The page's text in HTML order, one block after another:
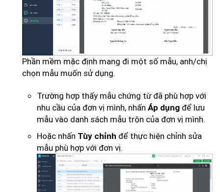
Phần mềm mặc định mang đi một số mẫu, anh/chị
chọn mẫu muốn sử dụng.
Trường hợp thấy mẫu chứng từ đã phù hợp với
nhu cầu của đơn vị mình, nhấn Áp dụng để lưu
mẫu vào danh sách mẫu trộn của đơn vị mình.
Hoặc nhấn Tùy chỉnh để thực hiện chỉnh sửa
mẫu phù hợp với đơn vị.